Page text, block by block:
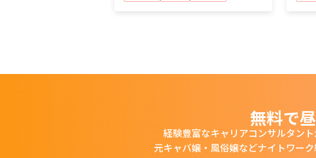
無料で
経験豊富なキャリアコンサルタン
元キャバ嬢・風俗嬢などナイトワー